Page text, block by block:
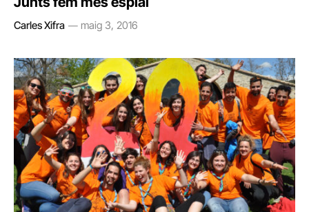
Carles Xifra maig 3, 2016